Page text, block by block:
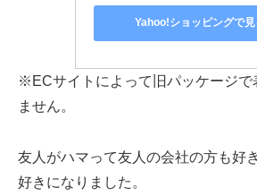
Yahoo!ショッピングで見
※ECサイトによって旧パッケージで
ません。
友人がハマって友人の会社の方も好
好きになりました。